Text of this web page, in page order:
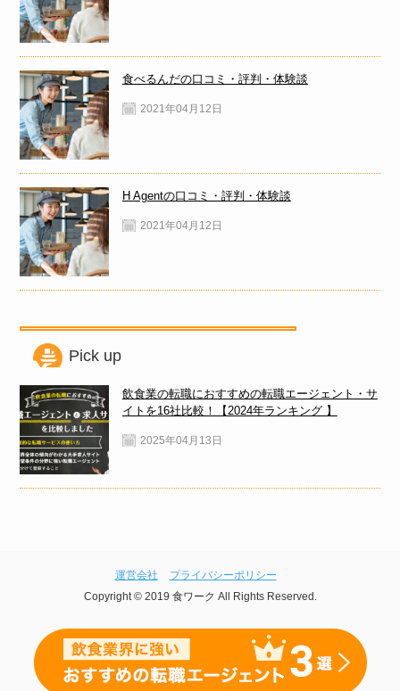
食べるんだの口コミ・評判・体験談
2021年04月12日
H Agentの口コミ・評判・体験談
2021年04月12日
Pick up
飲食業の転職におすすめの転職エージェント・サ
イトを16社比較！【2024年ランキング 】
2025年04月13日
運営会社
プライバシーポリシー
Copyright © 2019 食ワーク All Rights Reserved.